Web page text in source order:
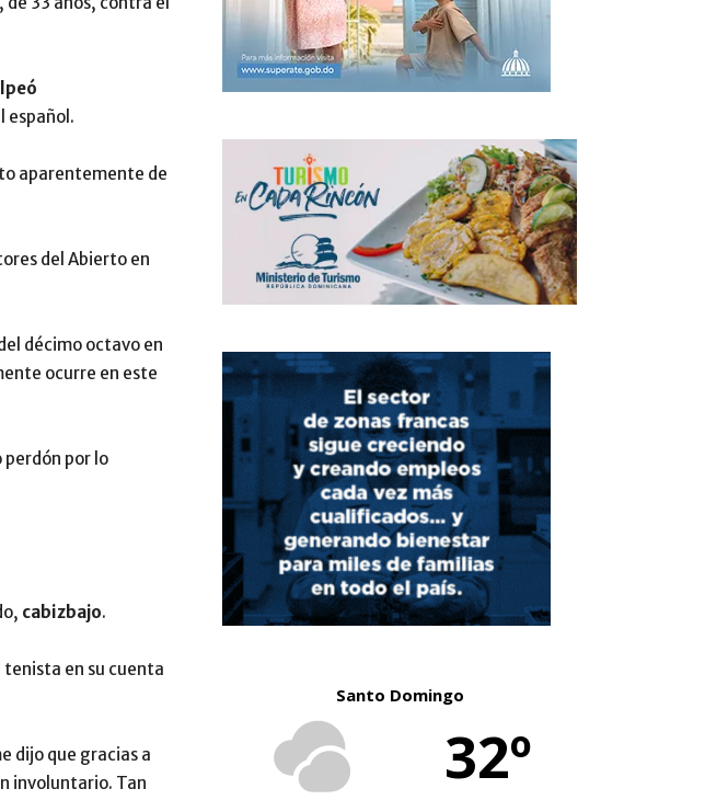
español.
aparentemente de
del Abierto en
décimo octavo en
ocurre en este
por lo
cabizbajo.
en su cuenta
dijo que gracias a
involuntario. Tan
Santo Domingo
32º